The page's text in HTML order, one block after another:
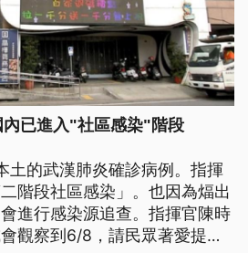
已進入"社區感染"階段
土的武漢肺炎確診病例。指揮
階段社區感染」。也因為煏出
進行感染源追查。指揮官陳時
觀察到6/8，請民眾著愛提高